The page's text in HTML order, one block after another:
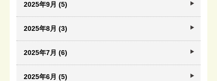
2025年9月 (5)
2025年8月 (3)
2025年7月 (6)
2025年6月 (5)